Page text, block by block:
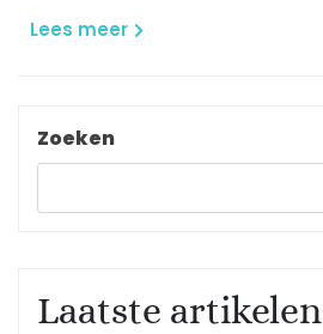
Lees meer Lees
Zoeken
Laatste artikelen